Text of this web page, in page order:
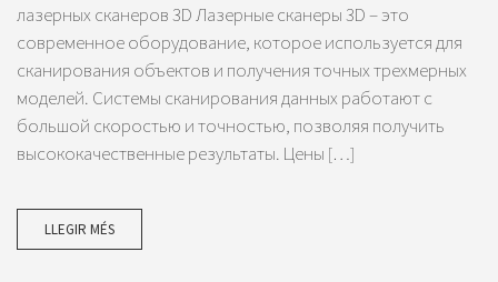
лазерных сканеров 3D Лазерные сканеры 3D – это
современное оборудование, которое используется для
сканирования объектов и получения точных трехмерных
моделей. Системы сканирования данных работают с
большой скоростью и точностью, позволяя получить
высококачественные результаты. Цены […]
LLEGIR MÉS